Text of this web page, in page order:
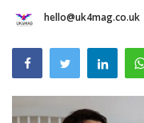
TVNET
TOPLUM
Londra
hello@uk4mag.co.uk